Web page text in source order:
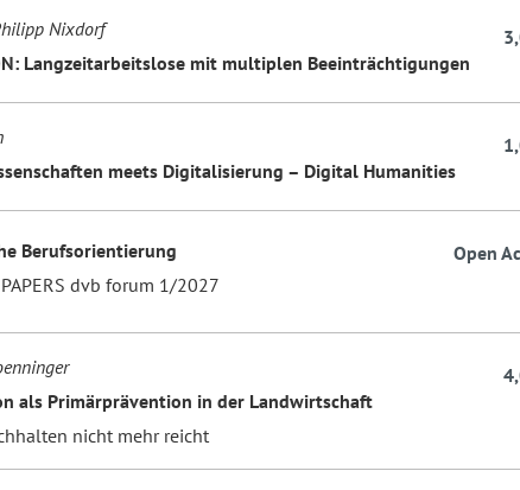
Nixdorf
Langzeitarbeitslose mit multiplen Beeinträchtigungen
meets Digitalisierung – Digital Humanities
Berufsorientierung
PAPERS dvb forum 1/2027
Open
als Primärprävention in der Landwirtschaft
nicht mehr reicht